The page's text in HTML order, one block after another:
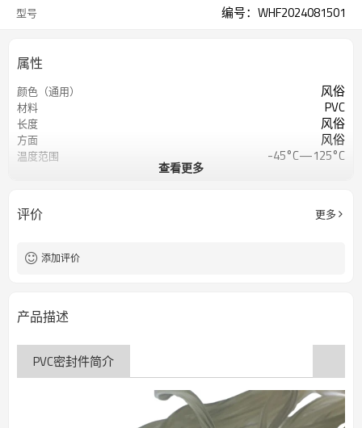
型号 编号：WHF2024081501
属性
颜色（通用） 风俗
材料 PVC
长度 风俗
方面 风俗
温度范围 -45°C—125°C
断裂伸长率
查看更多
评价 更多
添加评价
产品描述
PVC密封件简介